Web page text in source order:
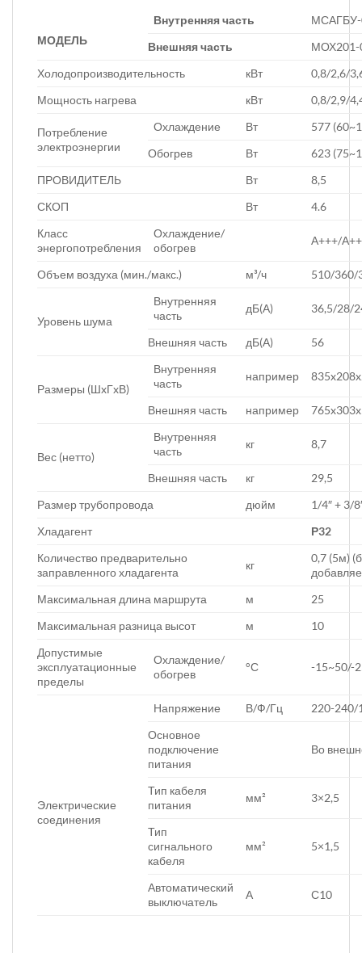
МОДЕЛЬ
Внутренняя часть
МСАГБУ-
Внешняя часть
МОХ201-
Холодопроизводительность
кВт
0,8/2,6/
Мощность нагрева
кВт 0,8/2,9/
Потребление
электроэнергии
Охлаждение Вт
577
Обогрев
Вт
623
ПРОВИДИТЕЛЬ
Вт
8,5
СКОП
Вт
4.6
Класс
энергопотребления
Охлаждение/
обогрев
А+++/
Объем воздуха (мин./макс.) м³/ч 510/360/
Уровень шума
Внутренняя
часть
дБ(А) 36,5/28/
Внешняя часть дБ(А) 56
Размеры (ШxГxВ)
Внутренняя
часть
например
Внешняя часть например
Вес (нетто)
Внутренняя
часть
кг 8,7
Внешняя часть кг
29,5
Размер трубопровода
дюйм
1/4″ + 3/
Хладагент
Р32
Количество предварительно
заправленного хладагента
кг
0,7 (5м)
Максимальная длина маршрута
м
25
Максимальная разница высот
м
10
Допустимые
эксплуатационные
пределы
Охлаждение/
обогрев
°С -15~50/-
Электрические
соединения
Напряжение В/Ф/Гц
220-240/
Основное
подключение
питания
Во
Тип кабеля
питания
мм² 3×2,5
Тип
сигнального
кабеля
мм² 5×1,5
Автоматический
выключатель
А С10